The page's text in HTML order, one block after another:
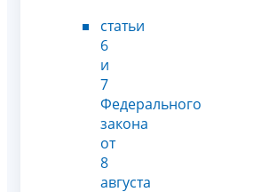
статьи
6
и
7
Федерального
закона
от
8
августа